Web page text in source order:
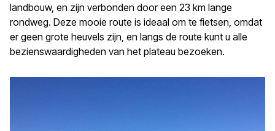
landbouw, en zijn verbonden door een 23 km lange
rondweg. Deze mooie route is ideaal om te fietsen, omdat
er geen grote heuvels zijn, en langs de route kunt u alle
bezienswaardigheden van het plateau bezoeken.